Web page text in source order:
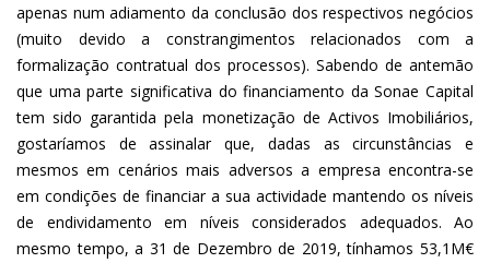
apenas num adiamento da conclusão dos respectivos negócios
(muito devido a constrangimentos relacionados com a
formalização contratual dos processos). Sabendo de antemão
que uma parte significativa do financiamento da Sonae Capital
tem sido garantida pela monetização de Activos Imobiliários,
gostaríamos de assinalar que, dadas as circunstâncias e
mesmos em cenários mais adversos a empresa encontra-se
em condições de financiar a sua actividade mantendo os níveis
de endividamento em níveis considerados adequados. Ao
mesmo tempo, a 31 de Dezembro de 2019, tínhamos 53,1M€